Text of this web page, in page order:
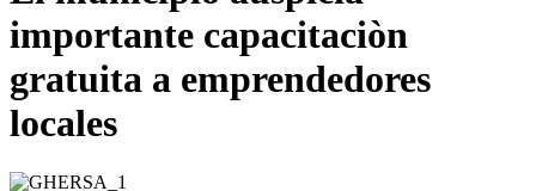
importante capacitaciòn
gratuita a emprendedores
locales